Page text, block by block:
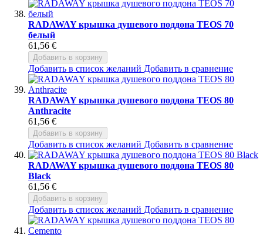
RADAWAY крышка душевого поддона TEOS 70
белый
61,56 €
Добавить в корзину
Добавить в список желаний Добавить в сравнение
RADAWAY крышка душевого поддона TEOS 80
Anthracite
61,56 €
Добавить в корзину
Добавить в список желаний Добавить в сравнение
RADAWAY крышка душевого поддона TEOS 80
Black
61,56 €
Добавить в корзину
Добавить в список желаний Добавить в сравнение